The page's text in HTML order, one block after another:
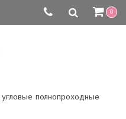
0
полнопроходные